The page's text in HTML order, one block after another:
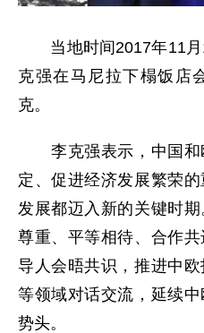
当地时间2017年11月
克强在马尼拉下榻饭店
克。
李克强表示，中国和
定、促进经济发展繁荣
发展都迈入新的关键时
尊重、平等相待、合作
导人会晤共识，推进中
等领域对话交流，延续
势头。